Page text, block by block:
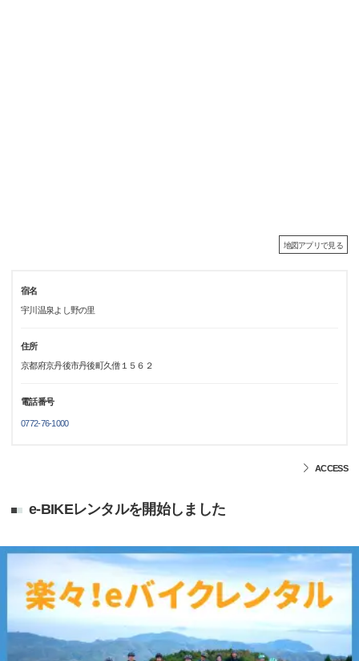
地図アプリで見る
宿名
宇川温泉よし野の里
住所
京都府京丹後市丹後町久僧１５６２
電話番号
0772-76-1000
ACCESS
e-BIKEレンタルを開始しました